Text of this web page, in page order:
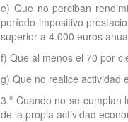
e) Que no perciban
período impositivo
superior a 4.000 euros
f) Que al menos el 70 por
g) Que no realice actividad
3.º Cuando no se
de la propia actividad